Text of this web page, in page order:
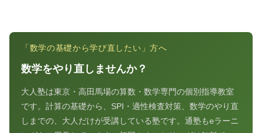
「数学の基礎から学び直したい」方へ
数学をやり直しませんか？
大人塾は東京・高田馬場の算数・数学専門の個別指導教室
です。計算の基礎から、SPI・適性検査対策、数学のやり直
しまでの、大人だけが受講している塾です。通塾もeラーニ